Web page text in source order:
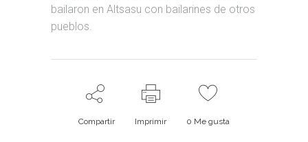
bailaron en Altsasu con bailarines de otros
pueblos.
Compartir Imprimir 0 Me gusta